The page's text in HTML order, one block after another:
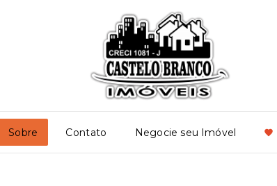
Sobre Contato Negocie seu Imóvel